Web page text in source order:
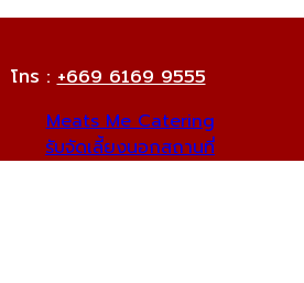
โทร :+669 6169 9555
Meats Me Catering
รับจัดเลี้ยงนอกสถานที่